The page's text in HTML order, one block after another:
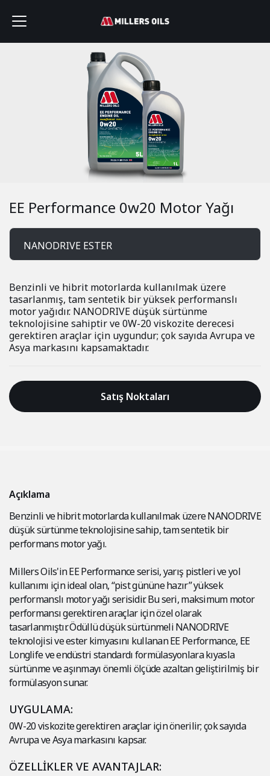
EE Performance 0w20 Motor Yağı
NANODRIVE ESTER
Benzinli ve hibrit motorlarda kullanılmak üzere
tasarlanmış, tam sentetik bir yüksek performanslı
motor yağıdır. NANODRIVE düşük sürtünme
teknolojisine sahiptir ve 0W-20 viskozite derecesi
gerektiren araçlar için uygundur; çok sayıda Avrupa ve
Asya markasını kapsamaktadır.
Satış Noktaları
Açıklama
Benzinli ve hibrit motorlarda kullanılmak üzere NANODRIVE
düşük sürtünme teknolojisine sahip, tam sentetik bir
performans motor yağı.
Millers Oils'in EE Performance serisi, yarış pistleri ve yol
kullanımı için ideal olan, “pist gününe hazır” yüksek
performanslı motor yağı serisidir. Bu seri, maksimum motor
performansı gerektiren araçlar için özel olarak
tasarlanmıştır. Ödüllü düşük sürtünmeli NANODRIVE
teknolojisi ve ester kimyasını kullanan EE Performance, EE
Longlife ve endüstri standardı formülasyonlara kıyasla
sürtünme ve aşınmayı önemli ölçüde azaltan geliştirilmiş bir
formülasyon sunar.
UYGULAMA:
0W-20 viskozite gerektiren araçlar için önerilir; çok sayıda
Avrupa ve Asya markasını kapsar.
ÖZELLİKLER VE AVANTAJLAR: